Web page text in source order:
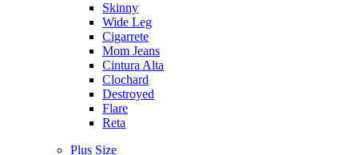
Skinny
Wide Leg
Cigarrete
Mom Jeans
Cintura Alta
Clochard
Destroyed
Flare
Reta
Plus Size